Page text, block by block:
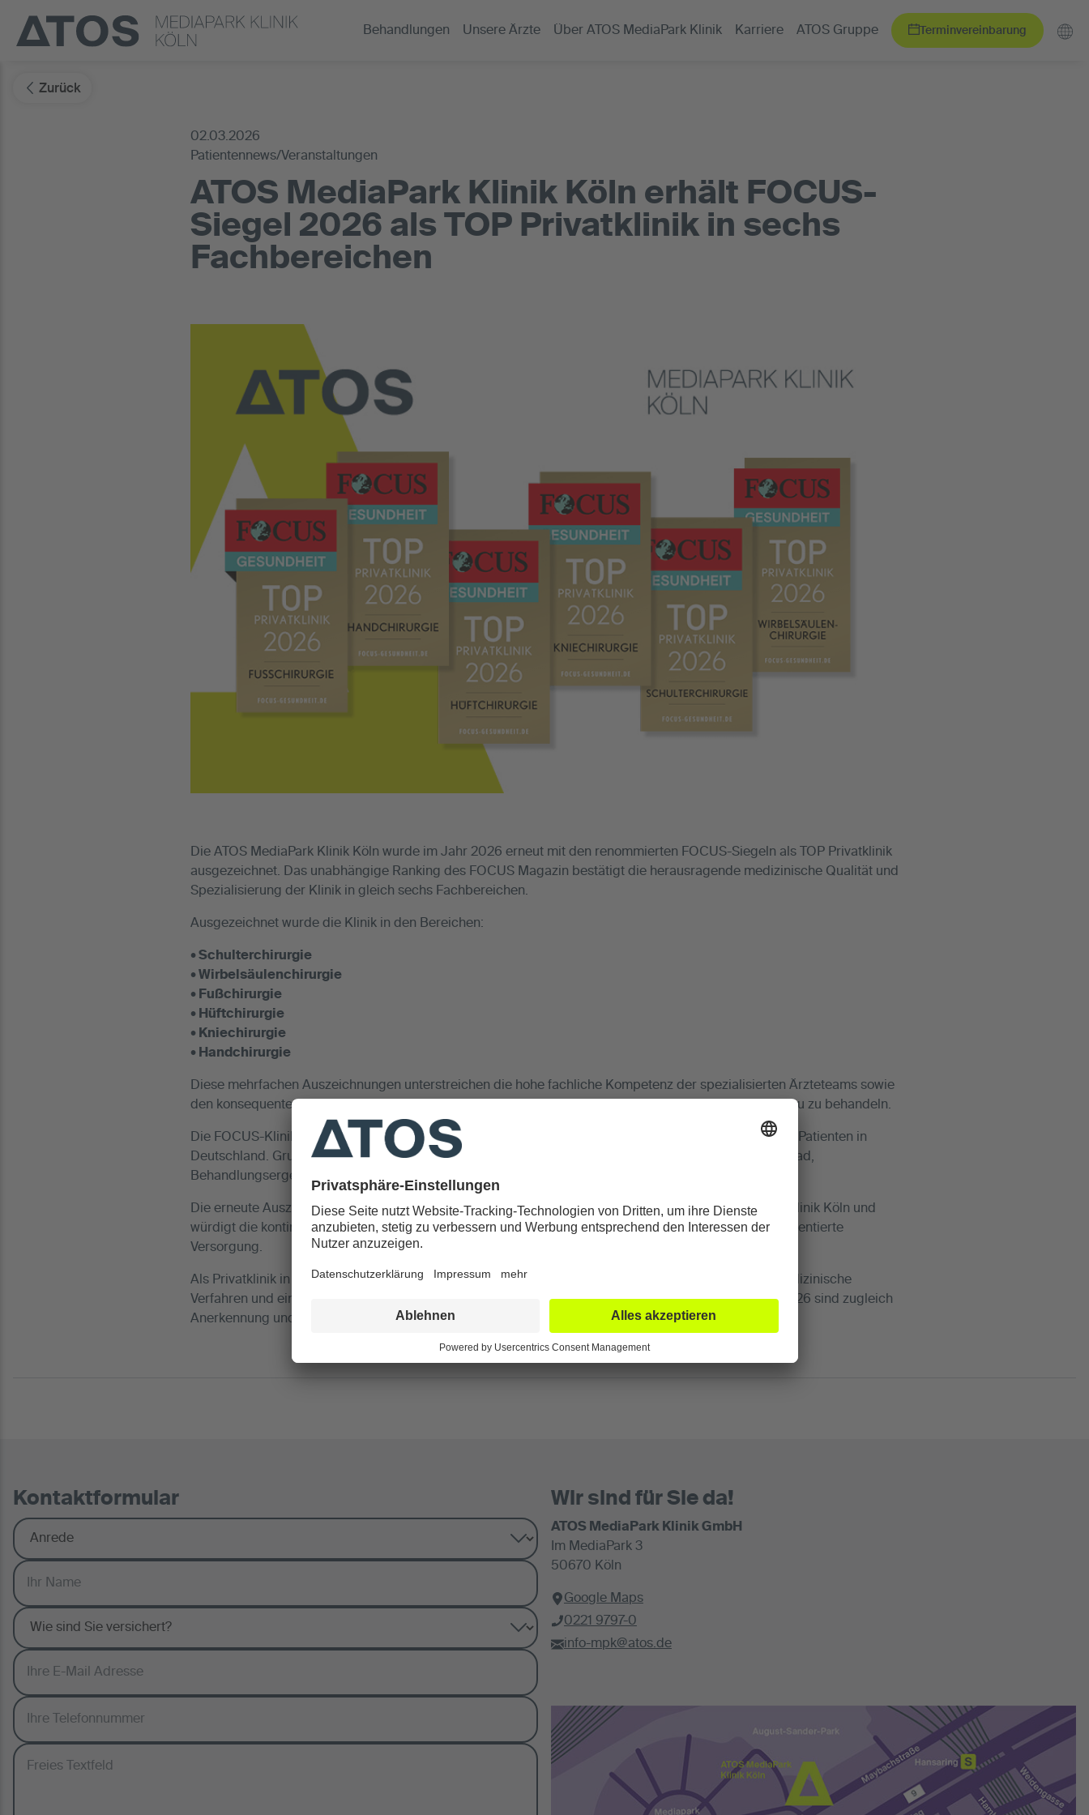
Behandlungen Unsere Ärzte Über ATOS MediaPark Klinik Karriere ATOS Gruppe Terminvereinbarung
Zurück
02.03.2026
Patientennews/Veranstaltungen
ATOS MediaPark Klinik Köln erhält FOCUS-
Siegel 2026 als TOP Privatklinik in sechs
Fachbereichen
Die ATOS MediaPark Klinik Köln wurde im Jahr 2026 erneut mit den renommierten FOCUS-Siegeln als TOP Privatklinik
ausgezeichnet. Das unabhängige Ranking des FOCUS Magazin bestätigt die herausragende medizinische Qualität und
Spezialisierung der Klinik in gleich sechs Fachbereichen.
Ausgezeichnet wurde die Klinik in den Bereichen:
• Schulterchirurgie
• Wirbelsäulenchirurgie
• Fußchirurgie
• Hüftchirurgie
• Kniechirurgie
• Handchirurgie
Diese mehrfachen Auszeichnungen unterstreichen die hohe fachliche Kompetenz der spezialisierten Ärzteteams sowie
den konsequenten Anspruch der Klinik, Patientinnen und Patienten auf höchstem medizinischem Niveau zu behandeln.
Die FOCUS-Klinikliste zählt zu den wichtigsten unabhängigen Orientierungshilfen für Patientinnen und Patienten in
Deutschland. Grundlage der Bewertung sind unter anderem medizinische Qualität, Spezialisierungsgrad,
Behandlungsergebnisse, Hygienestandards sowie Empfehlungen von Fachärztinnen und Fachärzten.
Die erneute Auszeichnung bestätigt die konsequente Spezialisierungsstrategie der ATOS MediaPark Klinik Köln und
würdigt die kontinuierliche Weiterentwicklung moderner Behandlungsmethoden sowie die patientenorientierte
Versorgung.
Als Privatklinik in Köln steht die ATOS MediaPark Klinik Köln für individuelle Betreuung, modernste medizinische
Verfahren und eine Behandlung auf international anerkanntem Niveau. Die aktuellen FOCUS-Siegel 2026 sind zugleich
Anerkennung und Motivation, den hohen Qualitätsanspruch auch künftig konsequent fortzuführen.
Kontaktformular Wir sind für Sie da!
ATOS MediaPark Klinik GmbH
Im MediaPark 3
50670 Köln
Google Maps
0221 9797-0
info-mpk@atos.de